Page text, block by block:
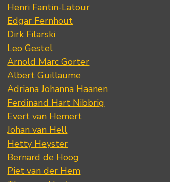
Henri Fantin-Latour
Edgar Fernhout
Dirk Filarski
Leo Gestel
Arnold Marc Gorter
Albert Guillaume
Adriana Johanna Haanen
Ferdinand Hart Nibbrig
Evert van Hemert
Johan van Hell
Hetty Heyster
Bernard de Hoog
Piet van der Hem